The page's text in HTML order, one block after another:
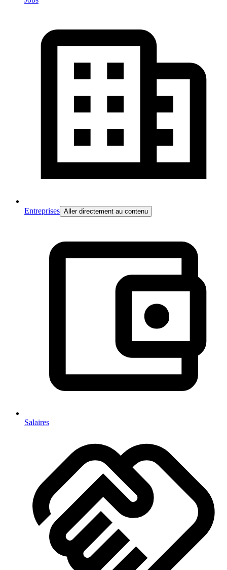
Entreprises Aller directement au contenu
Salaires